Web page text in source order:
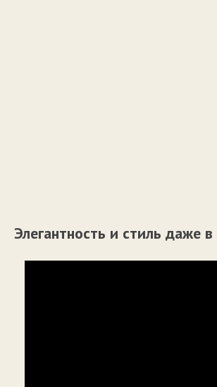
Элегантность и стиль даже